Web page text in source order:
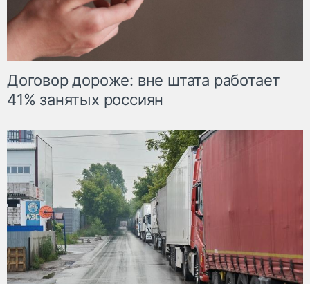
Договор дороже: вне штата работает
41% занятых россиян